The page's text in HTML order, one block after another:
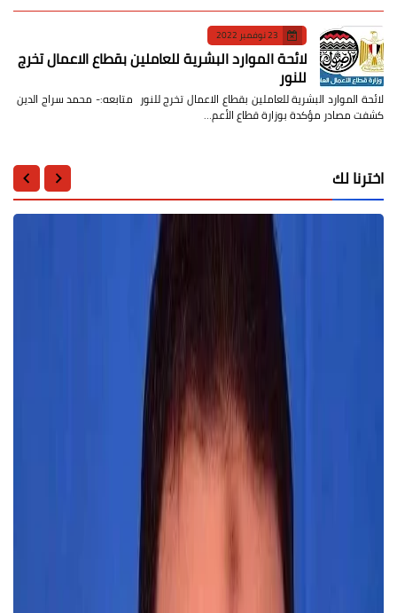
23 نوفمبر 2022
لائحة الموارد البشرية للعاملين بقطاع الاعمال تخرج
للنور
لائحة الموارد البشرية للعاملين بقطاع الاعمال تخرج للنور متابعه:- محمد سراج الدين
كشفت مصادر مؤكدة بوزارة قطاع الأعم…
اخترنا لك